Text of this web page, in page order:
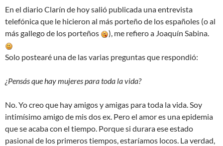
En el diario Clarín de hoy salió publicada una entrevista
telefónica que le hicieron al más porteño de los españoles (o al
más gallego de los porteños
), me refiero a Joaquín Sabina.
Solo postearé una de las varias preguntas que respondió:
¿Pensás que hay mujeres para toda la vida?
No. Yo creo que hay amigos y amigas para toda la vida. Soy
intimísimo amigo de mis dos ex. Pero el amor es una epidemia
que se acaba con el tiempo. Porque si durara ese estado
pasional de los primeros tiempos, estaríamos locos. La verdad,